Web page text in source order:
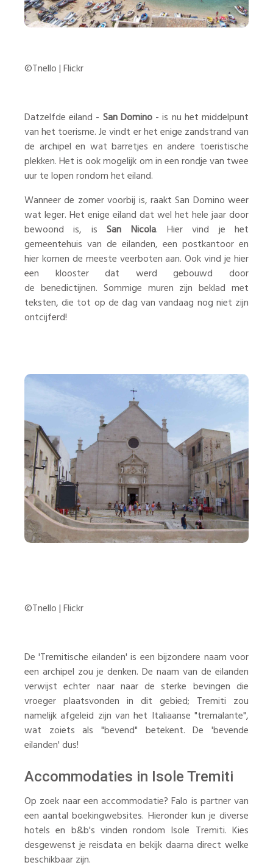
©Tnello | Flickr
Datzelfde eiland - San Domino- is nu het middelpunt
van het toerisme. Je vindt er het enige zandstrand van
de archipel en wat barretjes en andere toeristische
plekken. Het is ook mogelijk om in een rondje van twee
uur te lopen rondom het eiland.
Wanneer de zomer voorbij is, raakt San Domino weer
wat leger. Het enige eiland dat wel het hele jaar door
bewoond is, isSan Nicola. Hier vind je het
gemeentehuis van de eilanden, een postkantoor en
hier komen de meeste veerboten aan. Ook vind je hier
een klooster dat werd gebouwd door
de benedictijnen. Sommige muren zijn beklad met
teksten, die tot op de dag van vandaag nog niet zijn
ontcijferd!
©Tnello | Flickr
De 'Tremitische eilanden' is een bijzondere naam voor
een archipel zou je denken. De naam van de eilanden
verwijst echter naar naar de sterke bevingen die
vroeger plaatsvonden in dit gebied; Tremiti zou
namelijk afgeleid zijn van het Italiaanse "tremalante",
wat zoiets als "bevend" betekent. De 'bevende
eilanden' dus!
Accommodaties in Isole Tremiti
Op zoek naar een accommodatie? Falo is partner van
een aantal boekingwebsites. Hieronder kun je diverse
hotels en b&b's vinden rondom Isole Tremiti. Kies
desgewenst je reisdata en bekijk daarna direct welke
beschikbaar zijn.